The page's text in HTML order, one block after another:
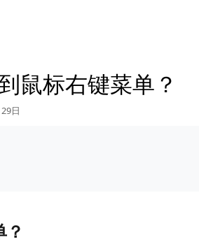
鼠标右键菜单？
日